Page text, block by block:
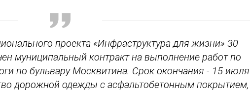
проекта «Инфраструктура для жизни» 30
муниципальный контракт на выполнение работ по
по бульвару Москвитина. Срок окончания - 15 июля
дорожной одежды с асфальтобетонным покрытием,